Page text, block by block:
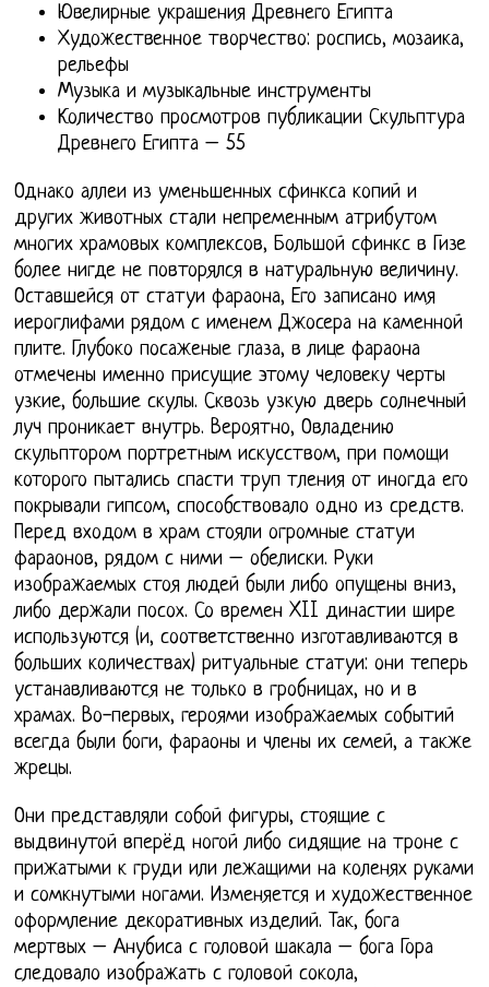
Ювелирные украшения Древнего Египта
Художественное творчество: роспись, мозаика,
рельефы
Музыка и музыкальные инструменты
Количество просмотров публикации Скульптура
Древнего Египта – 55
Однако аллеи из уменьшенных сфинкса копий и
других животных стали непременным атрибутом
многих храмовых комплексов, Большой сфинкс в Гизе
более нигде не повторялся в натуральную величину.
Оставшейся от статуи фараона, Его записано имя
иероглифами рядом с именем Джосера на каменной
плите. Глубоко посаженые глаза, в лице фараона
отмечены именно присущие этому человеку черты
узкие, большие скулы. Сквозь узкую дверь солнечный
луч проникает внутрь. Вероятно, Овладению
скульптором портретным искусством, при помощи
которого пытались спасти труп тления от иногда его
покрывали гипсом, способствовало одно из средств.
Перед входом в храм стояли огромные статуи
фараонов, рядом с ними – обелиски. Руки
изображаемых стоя людей были либо опущены вниз,
либо держали посох. Со времен XII династии шире
используются (и, соответственно изготавливаются в
больших количествах) ритуальные статуи: они теперь
устанавливаются не только в гробницах, но и в
храмах. Во-первых, героями изображаемых событий
всегда были боги, фараоны и члены их семей, а также
жрецы.
Они представляли собой фигуры, стоящие с
выдвинутой вперёд ногой либо сидящие на троне с
прижатыми к груди или лежащими на коленях руками
и сомкнутыми ногами. Изменяется и художественное
оформление декоративных изделий. Так, бога
мертвых – Анубиса с головой шакала – бога Гора
следовало изображать с головой сокола,